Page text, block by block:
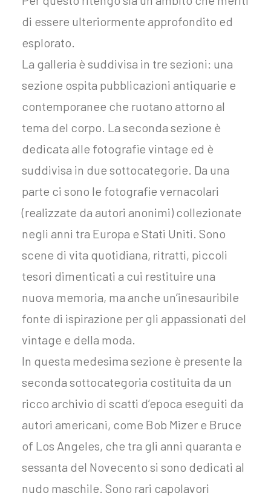
di essere ulteriormente approfondito ed
esplorato.
La galleria è suddivisa in tre sezioni: una
sezione ospita pubblicazioni antiquarie e
contemporanee che ruotano attorno al
tema del corpo. La seconda sezione è
dedicata alle fotografie vintage ed è
suddivisa in due sottocategorie. Da una
parte ci sono le fotografie vernacolari
(realizzate da autori anonimi) collezionate
negli anni tra Europa e Stati Uniti. Sono
scene di vita quotidiana, ritratti, piccoli
tesori dimenticati a cui restituire una
nuova memoria, ma anche un’inesauribile
fonte di ispirazione per gli appassionati del
vintage e della moda.
In questa medesima sezione è presente la
seconda sottocategoria costituita da un
ricco archivio di scatti d’epoca eseguiti da
autori americani, come Bob Mizer e Bruce
of Los Angeles, che tra gli anni quaranta e
sessanta del Novecento si sono dedicati al
nudo maschile. Sono rari capolavori